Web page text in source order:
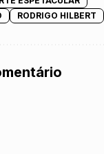
RODRIGO HILBERT